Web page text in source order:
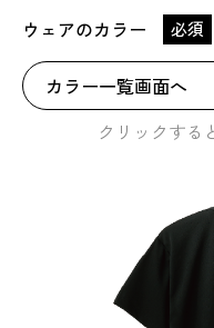
ウェアのカラー 必須
カラー一覧画面へ
クリックする